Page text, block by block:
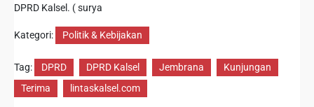
DPRD Kalsel. ( surya
Kategori: Politik & Kebijakan
Tag: DPRD DPRD Kalsel Jembrana
Kunjungan
Terima
lintaskalsel.com